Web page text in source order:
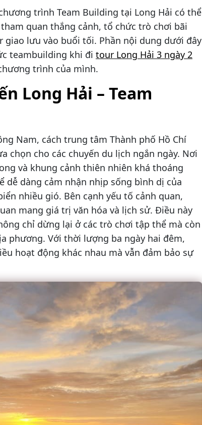
trình Team Building tại Long Hải có thể
quan thắng cảnh, tổ chức trò chơi bãi
lưu vào buổi tối. Phần nội dung dưới đây
teambuilding khi đi tour Long Hải 3 ngày 2
trình của mình.
Long Hải – Team
Nam, cách trung tâm Thành phố Hồ Chí
chọn cho các chuyến du lịch ngắn ngày. Nơi
và khung cảnh thiên nhiên khá thoáng
dễ dàng cảm nhận nhịp sống bình dị của
nhiều gió. Bên cạnh yếu tố cảnh quan,
mang giá trị văn hóa và lịch sử. Điều này
chỉ dừng lại ở các trò chơi tập thể mà còn
phương. Với thời lượng ba ngày hai đêm,
hoạt động khác nhau mà vẫn đảm bảo sự